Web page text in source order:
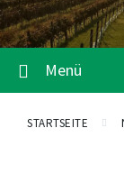
Menü
STARTSEITE